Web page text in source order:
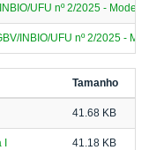
UFU nº 2/2025 - Modelo
INBIO/UFU nº 2/2025 -
Tamanho
41.68 KB
I 41.18 KB